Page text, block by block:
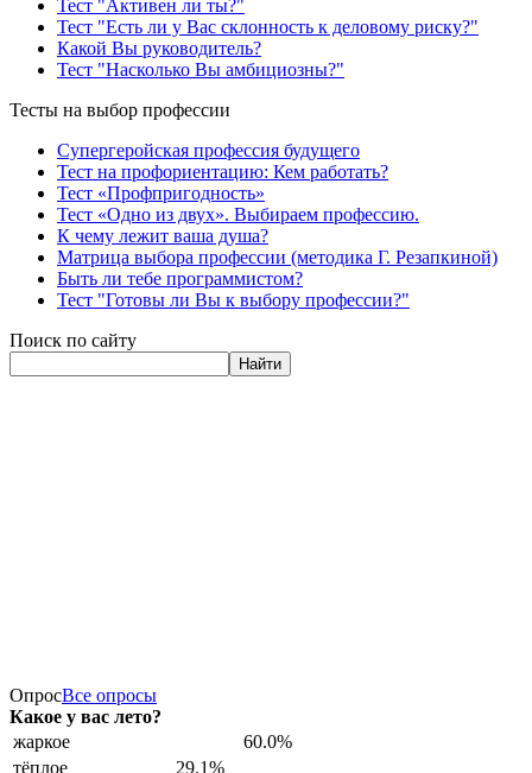
Тест "Активен ли ты?"
Тест "Есть ли у Вас склонность к деловому риску?"
Какой Вы руководитель?
Тест "Насколько Вы амбициозны?"
Тесты на выбор профессии
Супергеройская профессия будущего
Тест на профориентацию: Кем работать?
Тест «Профпригодность»
Тест «Одно из двух». Выбираем профессию.
К чему лежит ваша душа?
Матрица выбора профессии (методика Г. Резапкиной)
Быть ли тебе программистом?
Тест "Готовы ли Вы к выбору профессии?"
Поиск по сайту
Найти
ОпросВсе опросы
Какое у вас лето?
жаркое
60.0%
тёплое
29.1%